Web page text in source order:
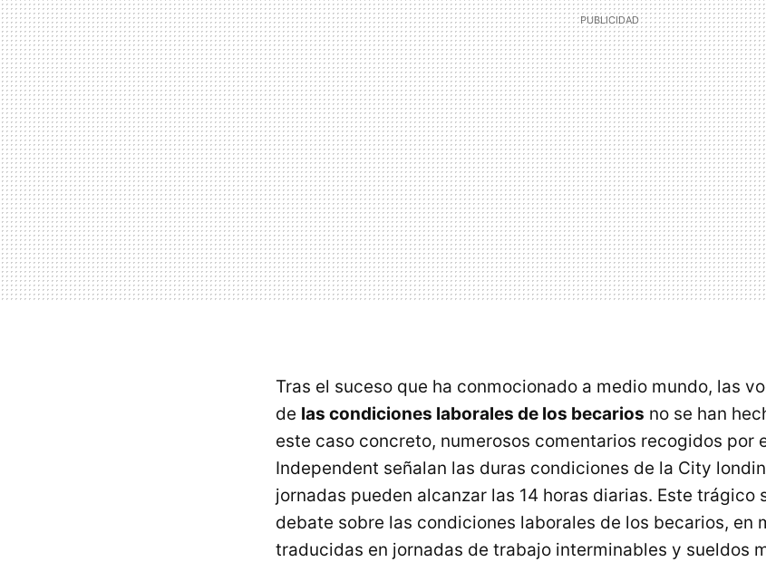
Tras el suceso que ha conmocionado a medio mundo, las
de las condiciones laborales de los becarios no se han
este caso concreto, numerosos comentarios recogidos por
Independent señalan las duras condiciones de la City
jornadas pueden alcanzar las 14 horas diarias. Este trágico
debate sobre las condiciones laborales de los becarios, en
traducidas en jornadas de trabajo interminables y sueldos